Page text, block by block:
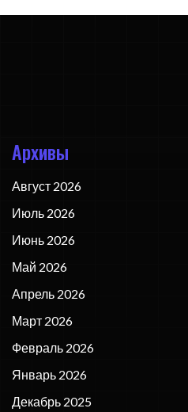
Архивы
Август 2026
Июль 2026
Июнь 2026
Май 2026
Апрель 2026
Март 2026
Февраль 2026
Январь 2026
Декабрь 2025